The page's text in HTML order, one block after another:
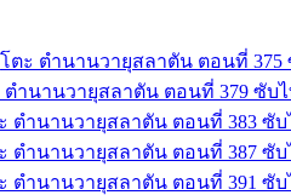
ตะ ตำนานวายุสลาตัน ตอนที่ 375
ตำนานวายุสลาตัน ตอนที่ 379 ซับ
ตำนานวายุสลาตัน ตอนที่ 383 ซับ
ตำนานวายุสลาตัน ตอนที่ 387 ซับ
ตำนานวายุสลาตัน ตอนที่ 391 ซับ